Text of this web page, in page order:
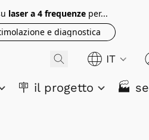
laser a 4 frequenzeper...
e diagnostica
IT
🪧 il progetto 🏭